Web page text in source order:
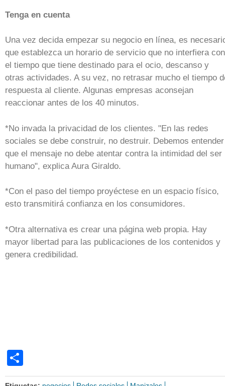
Tenga en cuenta
Una vez decida empezar su negocio en línea, es
que establezca un horario de servicio que no interfiera con
el tiempo que tiene destinado para el ocio, descanso y
otras actividades. A su vez, no retrasar mucho el tiempo
respuesta al cliente. Algunas empresas aconsejan
reaccionar antes de los 40 minutos.
*No invada la privacidad de los clientes. "En las redes
sociales se debe construir, no destruir. Debemos entender
que el mensaje no debe atentar contra la intimidad del ser
humano", explica Aura Giraldo.
*Con el paso del tiempo proyéctese en un espacio físico,
esto transmitirá confianza en los consumidores.
*Otra alternativa es crear una página web propia. Hay
mayor libertad para las publicaciones de los contenidos y
genera credibilidad.